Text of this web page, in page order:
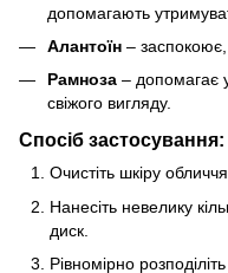
допомагають
Алантоїн –
Рамноза – допомагає
свіжого вигляду.
Спосіб застосування:
Очистіть шкіру обличчя.
Нанесіть невелику
диск.
Рівномірно